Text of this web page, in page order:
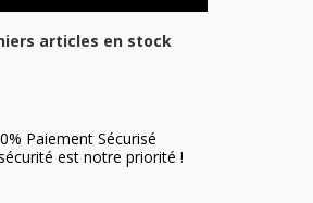
articles en stock
Paiement Sécurisé
est notre priorité !